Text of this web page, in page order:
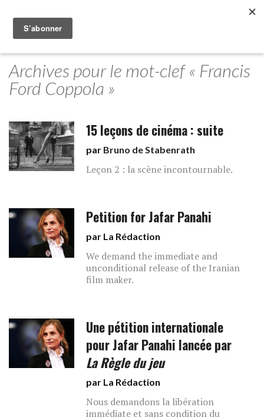
Archives pour le mot-clef « Francis
Ford Coppola »
15 leçons de cinéma : suite
par Bruno de Stabenrath
Leçon 2 : la scène incontournable.
Petition for Jafar Panahi
par La Rédaction
We demand the immediate and
unconditional release of the Iranian
film maker.
Une pétition internationale
pour Jafar Panahi lancée par
La Règle du jeu
par La Rédaction
Nous demandons la libération
immédiate et sans condition du